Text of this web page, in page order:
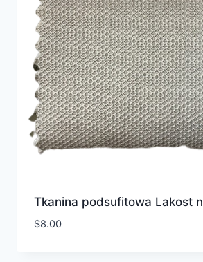
Tkanina podsufitowa Lakost
$8.00